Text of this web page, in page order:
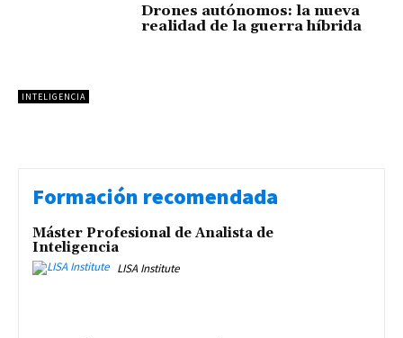
INTELIGENCIA
Drones autónomos: la nueva
realidad de la guerra híbrida
Formación recomendada
Máster Profesional de Analista de
Inteligencia
LISA Institute